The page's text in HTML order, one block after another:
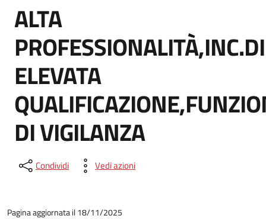
ALTA
PROFESSIONALITÀ,INC.DI
ELEVATA
DI VIGILANZA
Condividi Vedi azioni
Pagina aggiornata il 18/11/2025